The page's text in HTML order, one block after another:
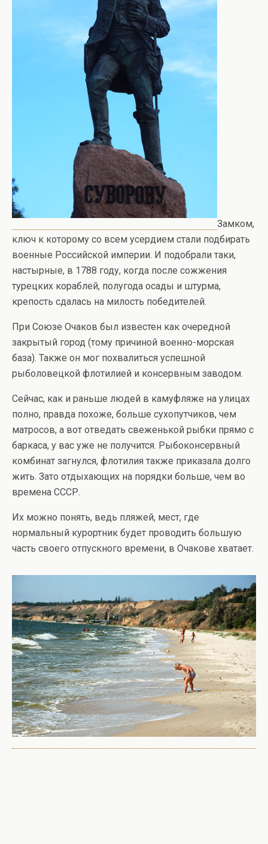
Замком,
ключ к которому со всем усердием стали подбирать
военные Российской империи. И подобрали таки,
настырные, в 1788 году, когда после сожжения
турецких кораблей, полугода осады и штурма,
крепость сдалась на милость победителей.
При Союзе Очаков был известен как очередной
закрытый город (тому причиной военно-морская
база). Также он мог похвалиться успешной
рыболовецкой флотилией и консервным заводом.
Сейчас, как и раньше людей в камуфляже на улицах
полно, правда похоже, больше сухопутчиков, чем
матросов, а вот отведать свеженькой рыбки прямо с
баркаса, у вас уже не получится. Рыбоконсервный
комбинат загнулся, флотилия также приказала долго
жить. Зато отдыхающих на порядки больше, чем во
времена СССР.
Их можно понять, ведь пляжей, мест, где
нормальный курортник будет проводить большую
часть своего отпускного времени, в Очакове хватает.